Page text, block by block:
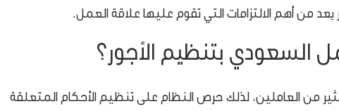
يعد من أهم الالتزامات التي تقوم عليها علاقة العمل.
السعودي بتنظيم الأجور؟
من العاملين، لذلك حرص النظام على تنظيم الأحكام المتعلقة